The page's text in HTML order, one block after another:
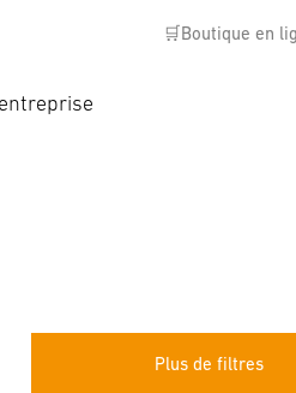
🛒Boutique en
Plus de filtres